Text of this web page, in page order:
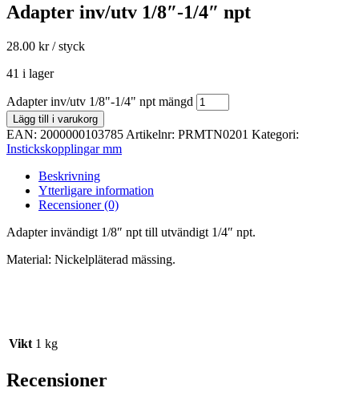
Adapter inv/utv 1/8″-1/4″ npt
28.00 kr/ styck
41 i lager
Adapter inv/utv 1/8"-1/4" npt mängd
Lägg till i varukorg
EAN: 2000000103785 Artikelnr: PRMTN0201 Kategori:
Instickskopplingar mm
Beskrivning
Ytterligare information
Recensioner (0)
Adapter invändigt 1/8″ npt till utvändigt 1/4″ npt.
Material: Nickelpläterad mässing.
Vikt 1 kg
Recensioner